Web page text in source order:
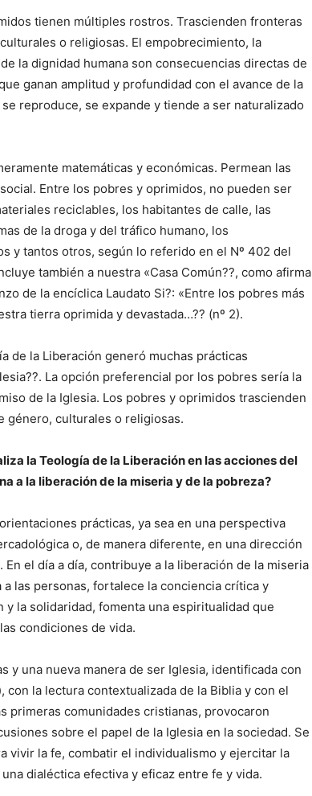
tienen múltiples rostros. Trascienden fronteras
o religiosas. El empobrecimiento, la
la dignidad humana son consecuencias directas de
ganan amplitud y profundidad con el avance de la
reproduce, se expande y tiende a ser naturalizado
matemáticas y económicas. Permean las
Entre los pobres y oprimidos, no pueden ser
reciclables, los habitantes de calle, las
de la droga y del tráfico humano, los
y tantos otros, según lo referido en el Nº 402 del
también a nuestra «Casa Común??, como afirma
de la encíclica Laudato Si?: «Entre los pobres más
tierra oprimida y devastada…?? (nº 2).
de la Liberación generó muchas prácticas
La opción preferencial por los pobres sería la
de la Iglesia. Los pobres y oprimidos trascienden
género, culturales o religiosas.
la Teología de la Liberación en las acciones del
a la liberación de la miseria y de la pobreza?
prácticas, ya sea en una perspectiva
o, de manera diferente, en una dirección
el día a día, contribuye a la liberación de la miseria
las personas, fortalece la conciencia crítica y
la solidaridad, fomenta una espiritualidad que
condiciones de vida.
y una nueva manera de ser Iglesia, identificada con
con la lectura contextualizada de la Biblia y con el
primeras comunidades cristianas, provocaron
sobre el papel de la Iglesia en la sociedad. Se
vivir la fe, combatir el individualismo y ejercitar la
dialéctica efectiva y eficaz entre fe y vida.